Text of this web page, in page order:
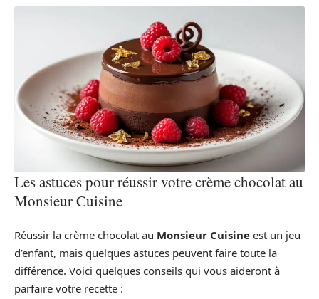
Les astuces pour réussir votre crème chocolat au
Monsieur Cuisine
Réussir la crème chocolat au Monsieur Cuisine est un jeu
d’enfant, mais quelques astuces peuvent faire toute la
différence. Voici quelques conseils qui vous aideront à
parfaire votre recette :